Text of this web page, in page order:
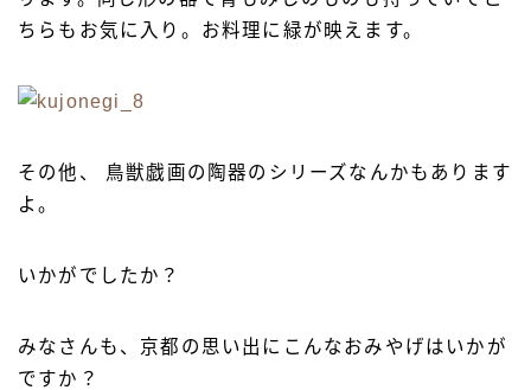
ちらもお気に入り。お料理に緑が映えます。
その他、 鳥獣戯画の陶器のシリーズなんかもあります
よ。
いかがでしたか？
みなさんも、京都の思い出にこんなおみやげはいかが
ですか？